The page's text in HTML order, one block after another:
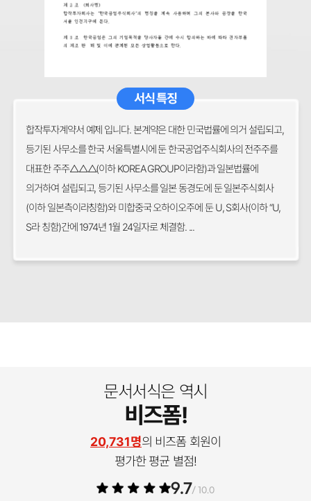
서식 특징
합작투자계약서 예제 입니다. 본계약은 대한 민국법률에 의거 설립되고,
등기된 사무소를 한국 서울특별시에 둔 한국공업주식회사의 전주주를
대표한 주주△△△(이하 KOREA GROUP이라함)과 일본법률에
의거하여 설립되고, 등기된 사무소를 일본 동경도에 둔 일본주식회사
(이하 일본측이라칭함)와 미합중국 오하이오주에 둔 U, S회사(이하 “U,
S라 칭함)간에 1974년 1월 24일자로 체결함. ...
문서서식은 역시
비즈폼!
20,731명의 비즈폼 회원이
평가한 평균 별점!
9.7/ 10.0